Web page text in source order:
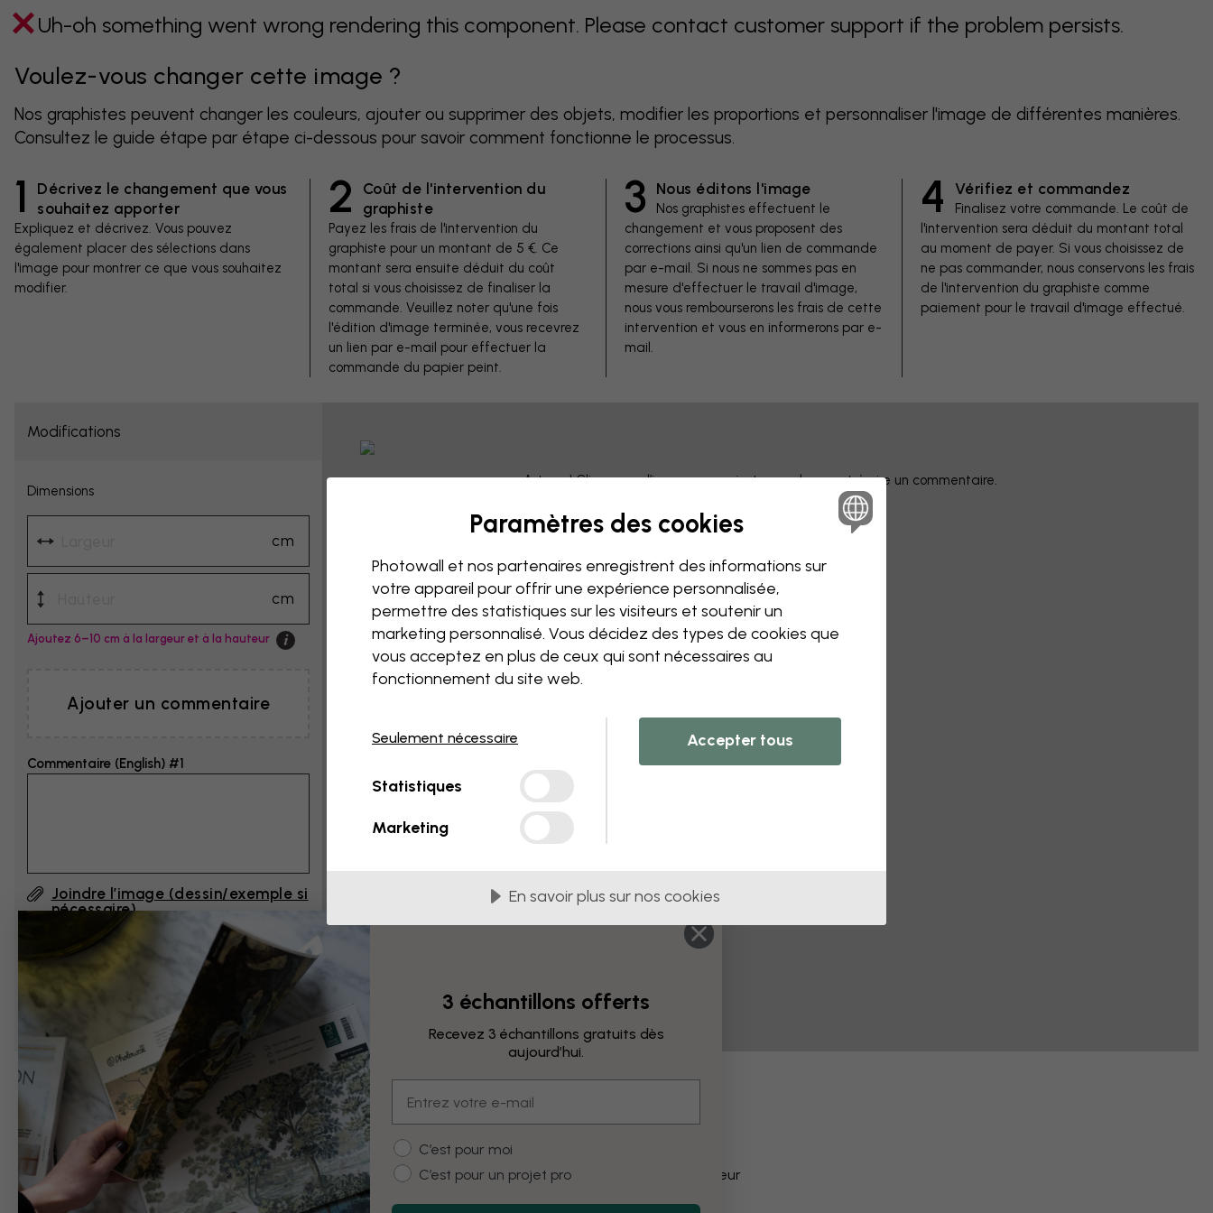
Uh-oh something went wrong rendering this component. Please contact customer support if the problem persists.
Voulez-vous changer cette image ?
Nos graphistes peuvent changer les couleurs, ajouter ou supprimer des objets, modifier les proportions et personnaliser l'image de différentes manières.
Consultez le guide étape par étape ci-dessous pour savoir comment fonctionne le processus.
1
Décrivez le changement que vous
souhaitez apporter
Expliquez et décrivez. Vous pouvez
également placer des sélections dans
l'image pour montrer ce que vous souhaitez
modifier.
2
Coût de l'intervention du
graphiste
Payez les frais de l'intervention du
graphiste pour un montant de 5 €. Ce
montant sera ensuite déduit du coût
total si vous choisissez de finaliser la
commande. Veuillez noter qu'une fois
l'édition d'image terminée, vous recevrez
un lien par e-mail pour effectuer la
commande du papier peint.
3 Nous éditons l'image
Nos graphistes effectuent le
changement et vous proposent des
corrections ainsi qu'un lien de commande
par e-mail. Si nous ne sommes pas en
mesure d'effectuer le travail d'image,
nous vous rembourserons les frais de cette
intervention et vous en informerons par e-
mail.
4 Vérifiez et commandez
Finalisez votre commande. Le coût de
l'intervention sera déduit du montant total
au moment de payer. Si vous choisissez de
ne pas commander, nous conservons les frais
de l'intervention du graphiste comme
paiement pour le travail d'image effectué.
Modifications
Dimensions
cm
cm
Ajoutez 6–10 cm à la largeur et à la hauteur
Ajouter un commentaire
Commentaire (English) #1
Joindre l’image (dessin/exemple si
nécessaire)
En cliquant sur ”Envoyer”, j'accepte les
Conditions d'utilisation de Photowall
confirme les avoir lues.
Astuce ! Cliquez sur l’image pour ajouter un champ et écrire un commentaire.
Exemples de modifications
Noir et blanc Modifier la couleur
Paramètres des cookies
Photowall et nos partenaires enregistrent des informations sur
votre appareil pour offrir une expérience personnalisée,
permettre des statistiques sur les visiteurs et soutenir un
marketing personnalisé. Vous décidez des types de cookies que
vous acceptez en plus de ceux qui sont nécessaires au
fonctionnement du site web.
Seulement nécessaire
Statistiques
Marketing
Accepter tous
En savoir plus sur nos cookies
3 échantillons offerts
Recevez 3 échantillons gratuits dès
aujourd’hui.
Customer type
C’est pour moi
C’est pour un projet pro